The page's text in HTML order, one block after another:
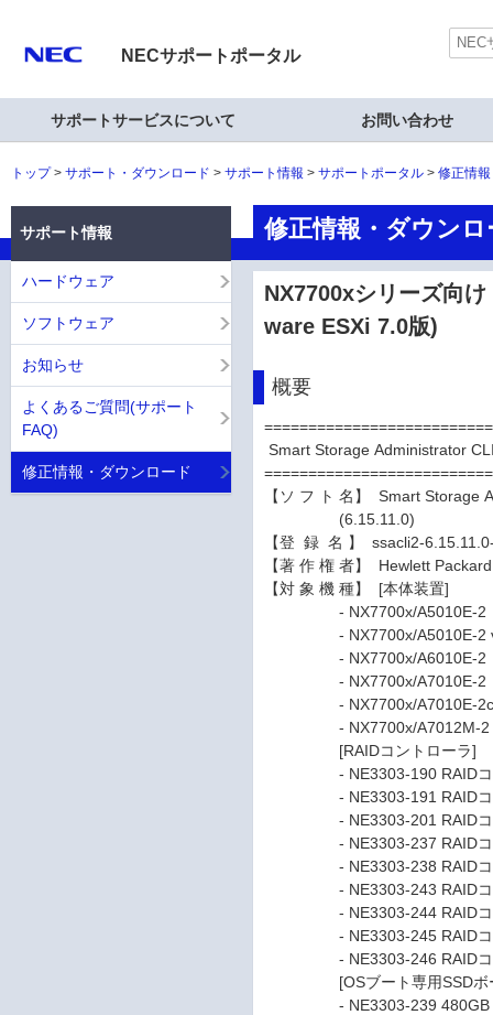
NECサポートポータル
サポートサービスについて お問い合わせ
トップ サポート・ダウンロード サポート情報 サポートポータル 修正情
修正情報・ダウンロ
NX7700xシリーズ向
ware ESXi 7.0版)
概要
Smart Storage Administrator
【ソ フ ト 名】 Smart Storage
(6.15.11.0)
【登 録 名 】 ssacli2-
【著 作 権 者】 Hewlett
【対 象 機 種】 [本体装置]
- NX7700x/A5010E-2
- NX7700x/A5010E-2
- NX7700x/A6010E-2
- NX7700x/A7010E-2
- NX7700x/A7010E-
- NX7700x/A7012M-2
[RAIDコントローラ]
- NE3303-190 RAIDコン
- NE3303-191 RAIDコン
- NE3303-201 RAIDコン
- NE3303-237 RAIDコン
- NE3303-238 RAIDコン
- NE3303-243 RAIDコント
- NE3303-244 RAIDコント
- NE3303-245 RAIDコント
- NE3303-246 RAIDコント
[OSブート専用SSDボ
- NE3303-239 480GB OS
サポート情報
ハードウェア
ソフトウェア
お知らせ
よくあるご質問(サポート
FAQ)
修正情報・ダウンロード